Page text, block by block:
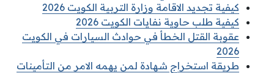
كيفية تجديد الاقامة وزارة التربية الكويت 2026
كيفية طلب حاوية نفايات الكويت 2026
عقوبة القتل الخطأ في حوادث السيارات في الكويت
2026
طريقة استخراج شهادة لمن يهمه الامر من التأمينات